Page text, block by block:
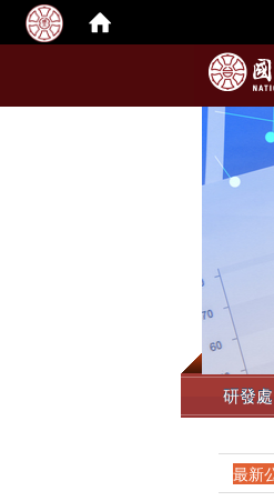
::: 研發處
最新